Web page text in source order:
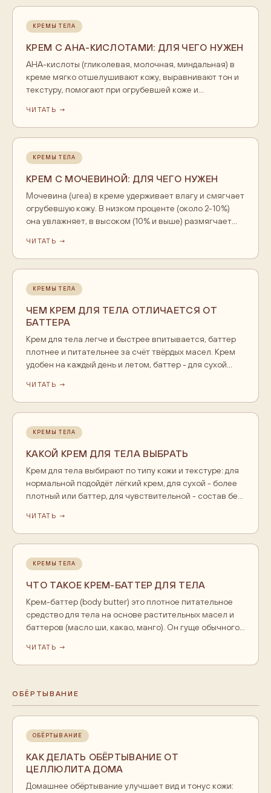
КРЕМЫ ТЕЛА
КРЕМ С AHA-КИСЛОТАМИ: ДЛЯ ЧЕГО НУЖЕН
AHA-кислоты (гликолевая, молочная, миндальная) в
креме мягко отшелушивают кожу, выравнивают тон и
текстуру, помогают при огрубевшей коже и
увлажняет. Днём с AHA обязателен SPF, начинать
нужно с низкого процента и патч-теста.
ЧИТАТЬ →
КРЕМЫ ТЕЛА
КРЕМ С МОЧЕВИНОЙ: ДЛЯ ЧЕГО НУЖЕН
Мочевина (urea) в креме удерживает влагу и смягчает
огрубевшую кожу. В низком проценте (около 2-10%)
она увлажняет, в высоком (10% и выше) размягчает
шелушащейся кожи, на лицо - осторожно и в низком
проценте.
ЧИТАТЬ →
КРЕМЫ ТЕЛА
ЧЕМ КРЕМ ДЛЯ ТЕЛА ОТЛИЧАЕТСЯ ОТ
БАТТЕРА
Крем для тела легче и быстрее впитывается, баттер
плотнее и питательнее за счёт твёрдых масел. Крем
удобен на каждый день и летом, баттер - для сухой
на ночь или на пятки и локти.
ЧИТАТЬ →
КРЕМЫ ТЕЛА
КАКОЙ КРЕМ ДЛЯ ТЕЛА ВЫБРАТЬ
Крем для тела выбирают по типу кожи и текстуре: для
нормальной подойдёт лёгкий крем, для сухой - более
плотный или баттер, для чувствительной - состав без
состава и наносите на влажную кожу после душа.
ЧИТАТЬ →
КРЕМЫ ТЕЛА
ЧТО ТАКОЕ КРЕМ-БАТТЕР ДЛЯ ТЕЛА
Крем-баттер (body butter) это плотное питательное
средство для тела на основе растительных масел и
баттеров (масло ши, какао, манго). Он гуще обычного
фазы, поэтому глубже питает и создаёт защитную
плёнку. Баттер нужен сухой и очень сухой коже,
жирной кожи тела он избыточен.
ЧИТАТЬ →
ОБЁРТЫВАНИЕ
ОБЁРТЫВАНИЕ
КАК ДЕЛАТЬ ОБЁРТЫВАНИЕ ОТ
ЦЕЛЛЮЛИТА ДОМА
Домашнее обёртывание улучшает вид и тонус кожи: